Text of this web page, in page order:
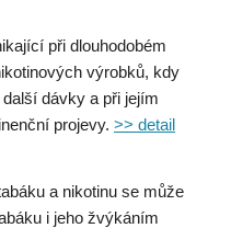
při dlouhodobém
výrobků, kdy
dávky a při jejím
projevy. >> detail
a nikotinu se může
i jeho žvýkáním